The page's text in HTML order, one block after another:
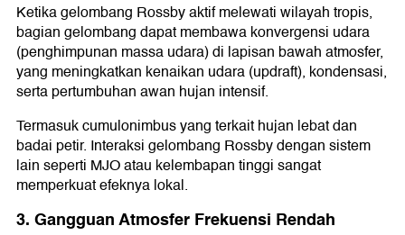
Ketika gelombang Rossby aktif melewati wilayah tropis,
bagian gelombang dapat membawa konvergensi udara
(penghimpunan massa udara) di lapisan bawah atmosfer,
yang meningkatkan kenaikan udara (updraft), kondensasi,
serta pertumbuhan awan hujan intensif.
Termasuk cumulonimbus yang terkait hujan lebat dan
badai petir. Interaksi gelombang Rossby dengan sistem
lain seperti MJO atau kelembapan tinggi sangat
memperkuat efeknya lokal.
3. Gangguan Atmosfer Frekuensi Rendah